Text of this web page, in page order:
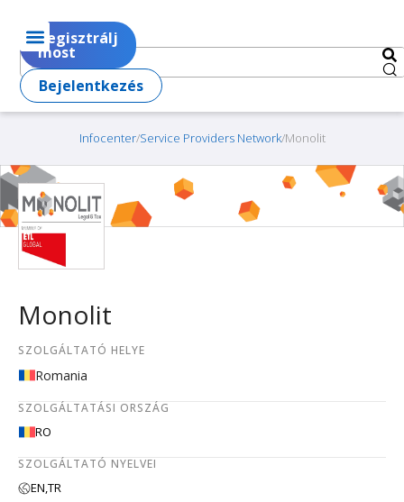
Regisztrálj
most
Bejelentkezés
Infocenter/Service Providers Network/Monolit
Monolit
SZOLGÁLTATÓ HELYE
Romania
SZOLGÁLTATÁSI ORSZÁG
RO
SZOLGÁLTATÓ NYELVEI
EN,TR